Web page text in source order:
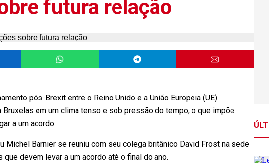
futura relação
pós-Brexit entre o Reino Unido e a União Europeia (UE)
em um clima tenso e sob pressão do tempo, o que impõe
a um acordo.
Michel Barnier se reuniu com seu colega britânico David Frost na sede
devem levar a um acordo até o final do ano.